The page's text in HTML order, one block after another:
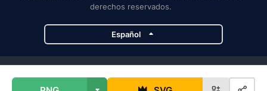
derechos reservados.
Español